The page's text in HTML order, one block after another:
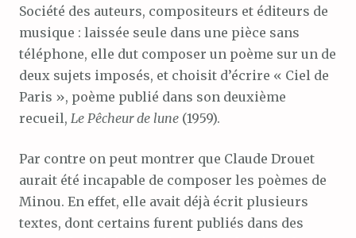
Société des auteurs, compositeurs et éditeurs de
musique : laissée seule dans une pièce sans
téléphone, elle dut composer un poème sur un de
deux sujets imposés, et choisit d’écrire « Ciel de
Paris », poème publié dans son deuxième
recueil, Le Pêcheur de lune (1959).
Par contre on peut montrer que Claude Drouet
aurait été incapable de composer les poèmes de
Minou. En effet, elle avait déjà écrit plusieurs
textes, dont certains furent publiés dans des